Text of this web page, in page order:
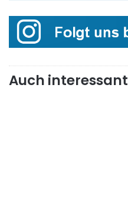
Auch interessant